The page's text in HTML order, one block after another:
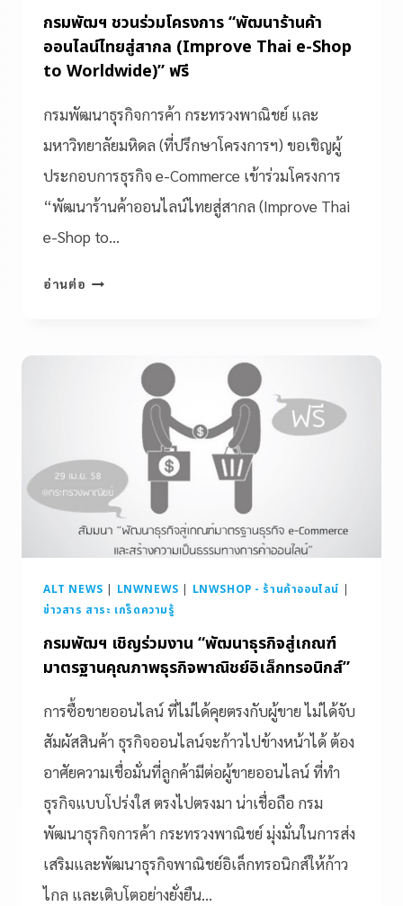
กรมพัฒฯ ชวนร่วมโครงการ “พัฒนาร้านค้า
ออนไลน์ไทยสู่สากล (Improve Thai e-Shop
to Worldwide)” ฟรี
กรมพัฒนาธุรกิจการค้า กระทรวงพาณิชย์ และ
มหาวิทยาลัยมหิดล (ที่ปรึกษาโครงการฯ) ขอเชิญผู้
ประกอบการธุรกิจ e-Commerce เข้าร่วมโครงการ
“พัฒนาร้านค้าออนไลน์ไทยสู่สากล (Improve Thai
e-Shop to…
อ่านต่อ
ALT NEWS LNWNEWS LNWSHOP - ร้านค้าออนไลน์
ข่าวสาร สาระ เกร็ดความรู้
กรมพัฒฯ เชิญร่วมงาน “พัฒนาธุรกิจสู่เกณฑ์
มาตรฐานคุณภาพธุรกิจพาณิชย์อิเล็กทรอนิกส์”
การซื้อขายออนไลน์ ที่ไม่ได้คุยตรงกับผู้ขาย ไม่ได้จับ
สัมผัสสินค้า ธุรกิจออนไลน์จะก้าวไปข้างหน้าได้ ต้อง
อาศัยความเชื่อมั่นที่ลูกค้ามีต่อผู้ขายออนไลน์ ที่ทำ
ธุรกิจแบบโปร่งใส ตรงไปตรงมา น่าเชื่อถือ กรม
พัฒนาธุรกิจการค้า กระทรวงพาณิชย์ มุ่งมั่นในการส่ง
เสริมและพัฒนาธุรกิจพาณิชย์อิเล็กทรอนิกส์ให้ก้าว
ไกล และเติบโตอย่างยั่งยืน…